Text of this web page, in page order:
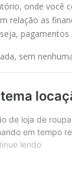
onde você
relação as
sem